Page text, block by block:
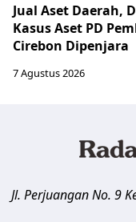
Jual Aset Daerah,
Kasus Aset PD
Cirebon Dipenjara
7 Agustus 2026
Jl. Perjuangan No. 9